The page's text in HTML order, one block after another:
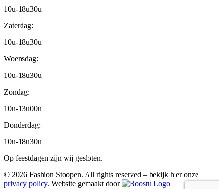
10u-18u30u
Zaterdag:
10u-18u30u
Woensdag:
10u-18u30u
Zondag:
10u-13u00u
Donderdag:
10u-18u30u
Op feestdagen zijn wij gesloten.
© 2026 Fashion Stoopen. All rights reserved – bekijk hier onze
privacy policy. Website gemaakt door